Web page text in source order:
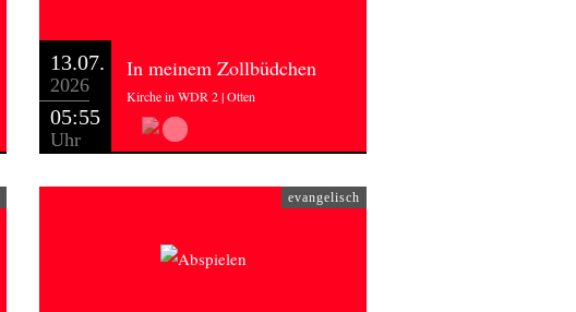
13.07.
2026
05:55
Uhr
In meinem Zollbüdchen
Kirche in WDR 2 | Otten
evangelisch